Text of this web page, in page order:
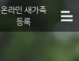
온라인 새가족
등록